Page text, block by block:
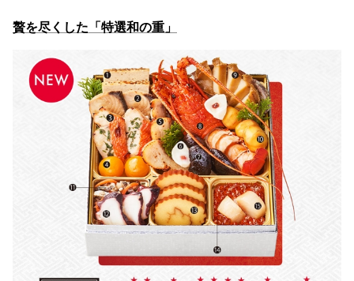
贅を尽くした「特選和の重」